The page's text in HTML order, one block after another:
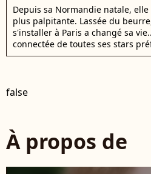
Depuis sa Normandie natale,
plus palpitante. Lassée du
s'installer à Paris a changé sa
connectée de toutes ses stars
false
À propos de